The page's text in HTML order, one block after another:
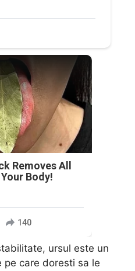
Removes All
Body!
140
ursul este un
pe care doresti sa le